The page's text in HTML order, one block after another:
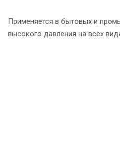
Применяется в бытовых и
высокого давления на всех